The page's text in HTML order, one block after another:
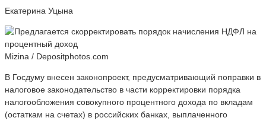
Екатерина Уцына
Mizina / Depositphotos.com
В Госдуму внесен законопроект, предусматривающий поправки в
налоговое законодательство в части корректировки порядка
налогообложения совокупного процентного дохода по вкладам
(остаткам на счетах) в российских банках, выплаченного